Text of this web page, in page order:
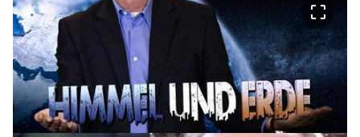
crop_free